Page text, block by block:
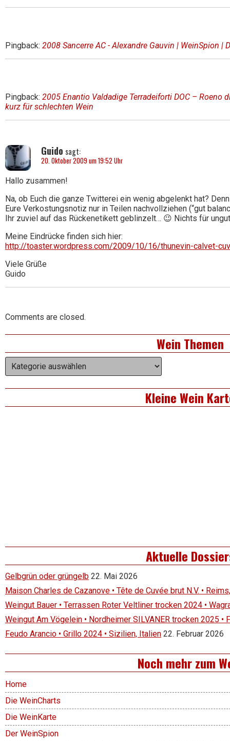
Pingback: 2008 Sancerre AC - Alexandre Gauvin | WeinSpion
Pingback: 2005 Enantio Valdadige Terradeiforti DOC – Roeno
kurz für schlechten Wein
Guido sagt:
20. Oktober 2009 um 19:52 Uhr
Hallo zusammen!
Na, ob Euch die ganze Twitterei ein wenig abgelenkt hat?
Eure Verkostungsnotiz nur in Teilen nachvollziehen (“gut
Ihr zuviel auf das Rückenetikett geblinzelt… 😉 Nichts für
Meine Eindrücke finden sich hier:
http://toaster.wordpress.com/2009/10/16/thunevin-calvet-
Viele Grüße
Guido
Comments are closed.
Asides
Wein Themen
Wein
Themen
Kleine Wein
Aktuelle
Gelbgrün oder grüngelb 22. Mai 2026
Maison Charles de Cazanove • Tête de Cuvée brut N.V. •
Weingut Bauer • Terrassen Roter Veltliner trocken 2024 •
Weingut Am Vögelein • Nordheimer SILVANER trocken 2025 •
Feudo Arancio • Grillo 2024 • Sizilien, Italien 22. Februar 2026
Noch mehr zum
Home
Die WeinCharts
Die WeinKarte
Der WeinSpion